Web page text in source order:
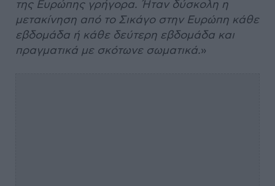
της Ευρώπης γρήγορα. Ήταν δύσκολη η
μετακίνηση από το Σικάγο στην Ευρώπη κάθε
εβδομάδα ή κάθε δεύτερη εβδομάδα και
πραγματικά με σκότωνε σωματικά.»